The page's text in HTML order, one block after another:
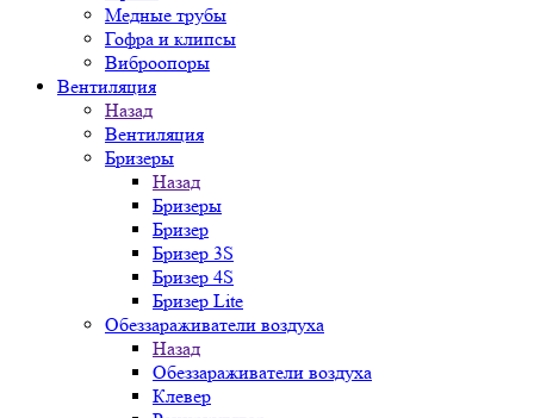
Медные трубы
Гофра и клипсы
Виброопоры
Вентиляция
Назад
Вентиляция
Бризеры
Назад
Бризеры
Бризер
Бризер 3S
Бризер 4S
Бризер Lite
Обеззараживатели воздуха
Назад
Обеззараживатели воздуха
Клевер